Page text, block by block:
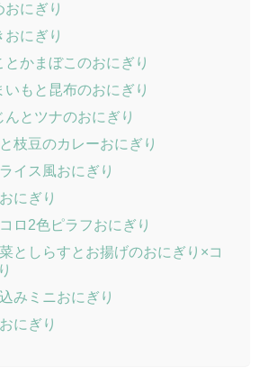
おにぎり
おにぎり
とかまぼこのおにぎり
いもと昆布のおにぎり
んとツナのおにぎり
枝豆のカレーおにぎり
イス風おにぎり
にぎり
ロ2色ピラフおにぎり
菜としらすとお揚げのおにぎり×コ
みミニおにぎり
にぎり